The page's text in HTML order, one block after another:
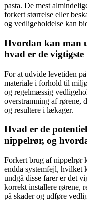
pasta. De mest
forkert størrelse eller
og vedligeholdelse kan
Hvordan kan man
hvad er de
For at udvide levetiden
materiale i forhold til
og regelmæssig
overstramning af rørene,
og resultere i lækager.
Hvad er de
nippelrør, og
Forkert brug af nippelrør
endda systemfejl, hvilket
undgå disse farer er det
korrekt installere rørene,
på skader og udføre